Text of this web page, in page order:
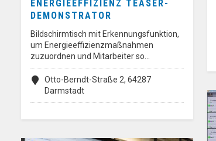
ENERGIEEFFIZIENZ TEASER-
DEMONSTRATOR
Bildschirmtisch mit Erkennungsfunktion,
um Energieeffizienzmaßnahmen
zuzuordnen und Mitarbeiter so…
Otto-Berndt-Straße 2, 64287
Darmstadt